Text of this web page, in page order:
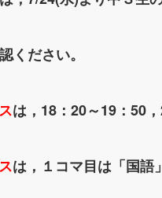
ください。
は，18：20～19：50
は，１コマ目は「国語